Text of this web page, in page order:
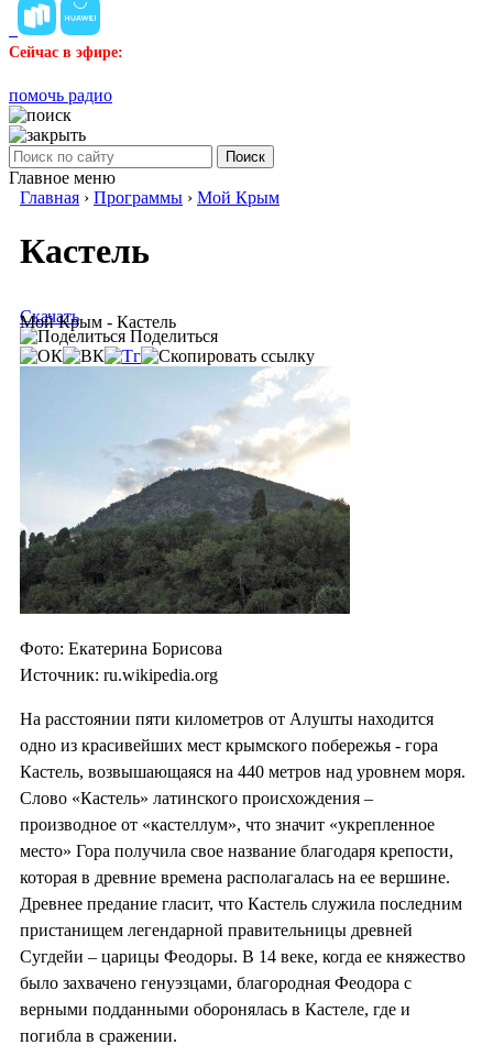
Сейчас в эфире:
помочь радио
Поиск
Главное меню
Главная › Программы › Мой Крым
Кастель
Мой Крым - Кастель
Скачать
Поделиться
Фото: Екатерина Борисова
Источник: ru.wikipedia.org
На расстоянии пяти километров от Алушты находится
одно из красивейших мест крымского побережья - гора
Кастель, возвышающаяся на 440 метров над уровнем моря.
Слово «Кастель» латинского происхождения –
производное от «кастеллум», что значит «укрепленное
место» Гора получила свое название благодаря крепости,
которая в древние времена располагалась на ее вершине.
Древнее предание гласит, что Кастель служила последним
пристанищем легендарной правительницы древней
Сугдейи – царицы Феодоры. В 14 веке, когда ее княжество
было захвачено генуэзцами, благородная Феодора с
верными подданными оборонялась в Кастеле, где и
погибла в сражении.